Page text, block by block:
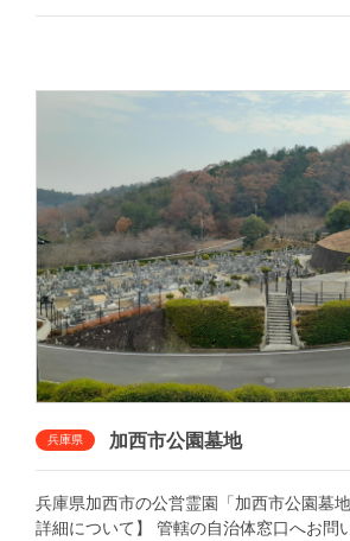
兵庫県 加西市公園墓地
兵庫県加西市の公営霊園「加西市公園墓
詳細について】 管轄の自治体窓口へお問